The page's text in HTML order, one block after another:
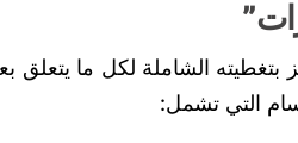
بتغطيته الشاملة لكل ما يتعلق
التي تشمل: